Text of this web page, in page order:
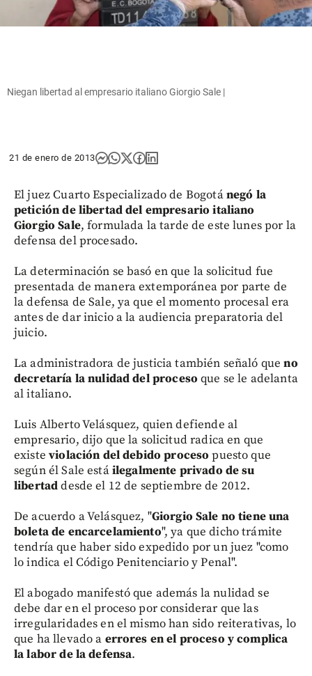
Niegan libertad al empresario italiano Giorgio Sale |
21 de enero de 2013
El juez Cuarto Especializado de Bogotánegó la
petición de libertad del empresario italiano
Giorgio Sale, formulada la tarde de este lunes por la
defensa del procesado.
La determinación se basó en que la solicitud fue
presentada de manera extemporánea por parte de
la defensa de Sale, ya que el momento procesal era
antes de dar inicio a la audiencia preparatoria del
juicio.
La administradora de justicia también señaló queno
decretaría lanulidad del proceso que se le adelanta
al italiano.
Luis Alberto Velásquez, quien defiende al
empresario, dijo que la solicitud radica en que
existeviolación del debido proceso puesto que
según él Sale estáilegalmente privado de su
libertaddesde el 12 de septiembre de 2012.
De acuerdo a Velásquez, "Giorgio Sale no tiene una
boleta de encarcelamiento", ya que dicho trámite
tendría que haber sido expedido por un juez "como
lo indica el Código Penitenciario y Penal".
El abogado manifestó que además la nulidad se
debe dar en el proceso por considerar que las
irregularidades en el mismo han sido reiterativas, lo
que ha llevado a errores en el proceso y complica
la labor de la defensa.